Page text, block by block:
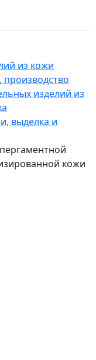
из кожи
производство
изделий из
выделка и
кожи